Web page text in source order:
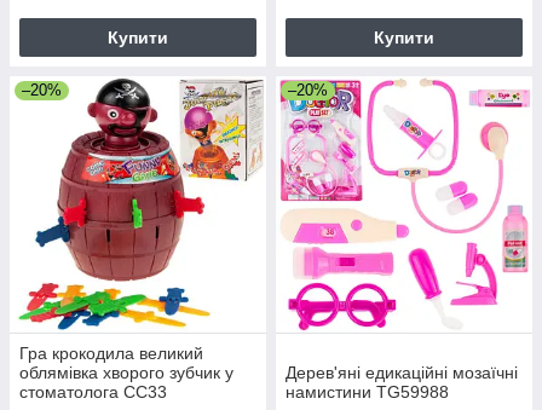
Купити Купити
–20%
Гра крокодила великий
облямівка хворого зубчик у
стоматолога CC33
–20%
Дерев'яні едикаційні мозаїчні
намистини TG59988